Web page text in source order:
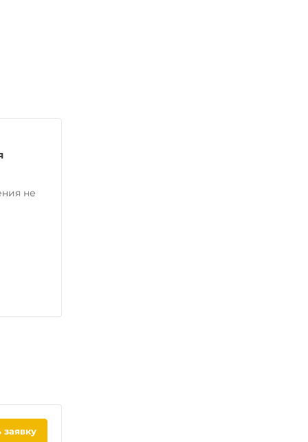
не
заявку